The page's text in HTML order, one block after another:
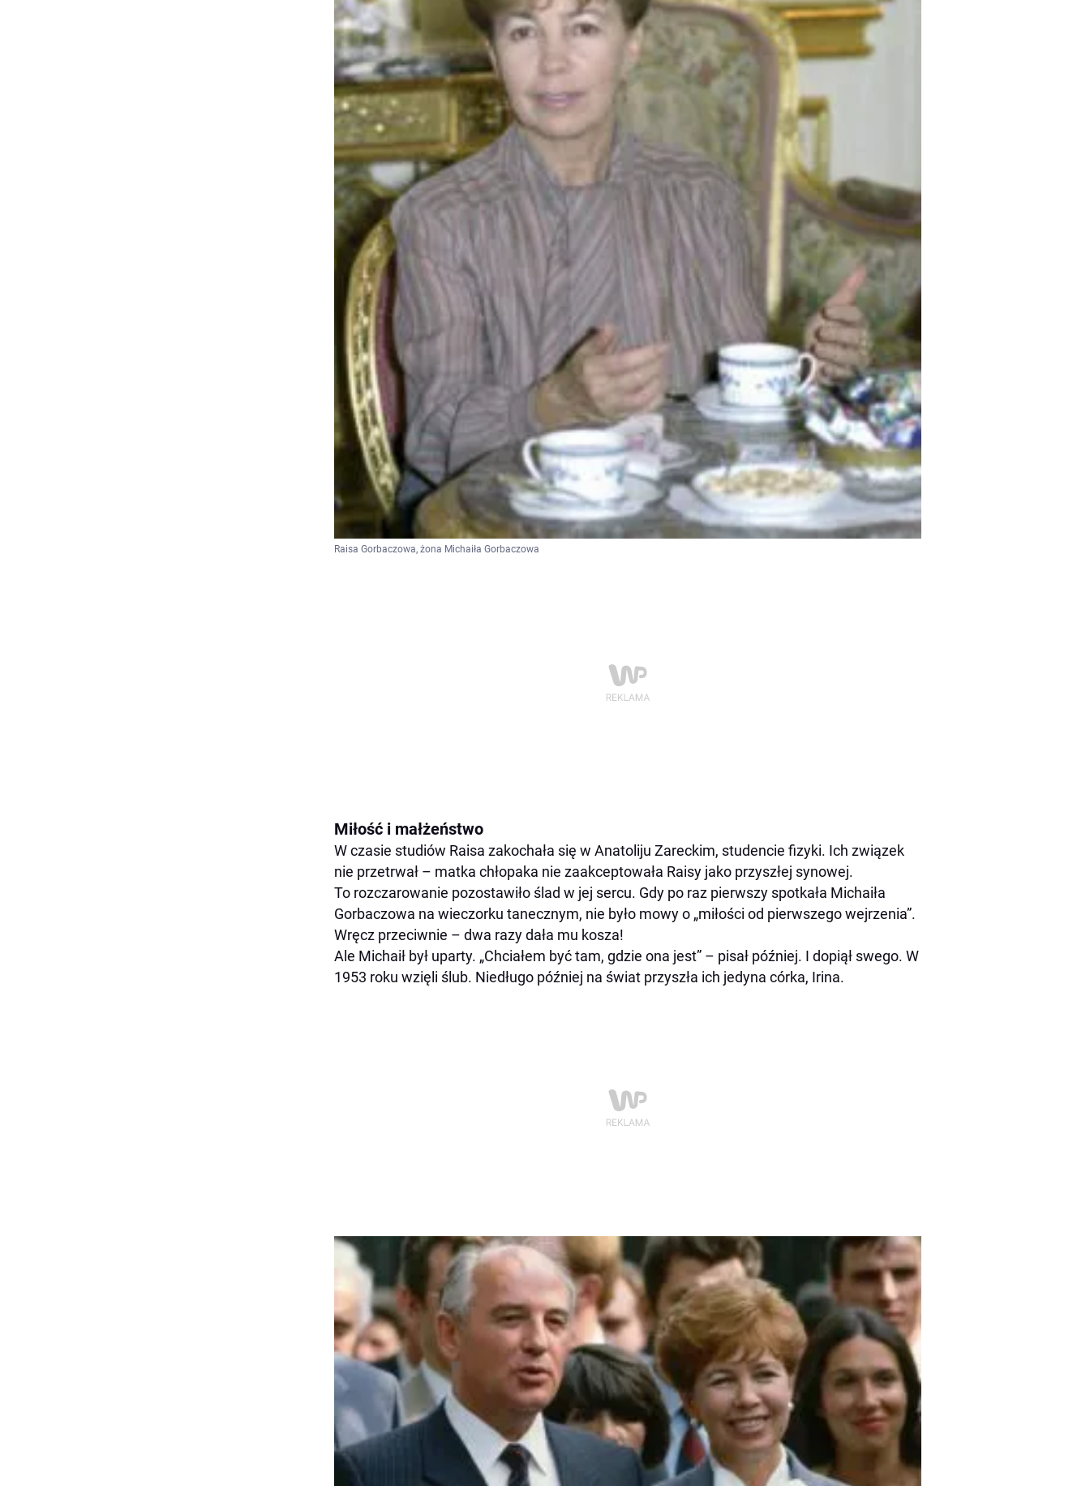
Raisa Gorbaczowa, żona Michaiła Gorbaczowa
Miłość i małżeństwo
W czasie studiów Raisa zakochała się w Anatoliju Zareckim, studencie fizyki. Ich związek
nie przetrwał – matka chłopaka nie zaakceptowała Raisy jako przyszłej synowej.
To rozczarowanie pozostawiło ślad w jej sercu. Gdy po raz pierwszy spotkała Michaiła
Gorbaczowa na wieczorku tanecznym, nie było mowy o „miłości od pierwszego wejrzenia”.
Wręcz przeciwnie – dwa razy dała mu kosza!
Ale Michaił był uparty. „Chciałem być tam, gdzie ona jest” – pisał później. I dopiął swego. W
1953 roku wzięli ślub. Niedługo później na świat przyszła ich jedyna córka, Irina.